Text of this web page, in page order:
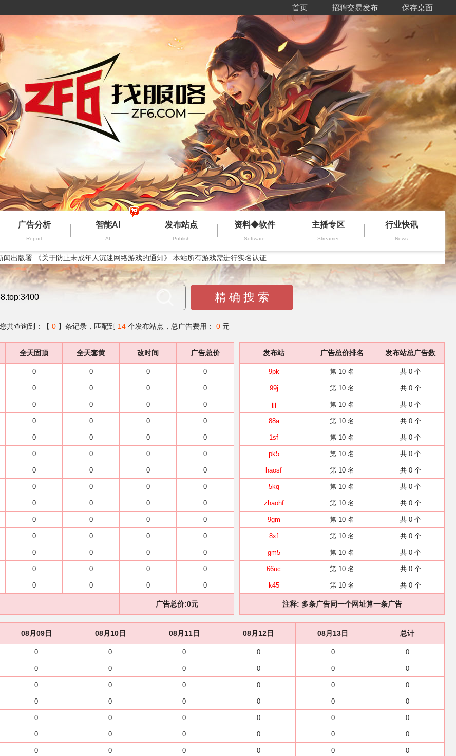
首页 招聘交易发布 保存桌面
广告分析
Report
智能AI
AI
发布站点
Publish
资料◆软件
Software
主播专区
Streamer
行业快讯
News
闻出版署 《关于防止未成年人沉迷网络游戏的通知》 本站所有游戏需进行实名认证
精 确 搜 索
共查询到：【 0 】条记录，匹配到 14 个发布站点，总广告费用： 0 元
全天固顶 全天套黄 改时间 广告总价
0 0 0 0
0 0 0 0
0 0 0 0
0 0 0 0
0 0 0 0
0 0 0 0
0 0 0 0
0 0 0 0
0 0 0 0
0 0 0 0
0 0 0 0
0 0 0 0
0 0 0 0
0 0 0 0
广告总价:0元
发布站 广告总价排名 发布站总广告数
9pk 第 10 名 共 0 个
99j 第 10 名 共 0 个
jjj 第 10 名 共 0 个
88a 第 10 名 共 0 个
1sf 第 10 名 共 0 个
pk5 第 10 名 共 0 个
haosf 第 10 名 共 0 个
5kq 第 10 名 共 0 个
zhaohf 第 10 名 共 0 个
9gm 第 10 名 共 0 个
8xf 第 10 名 共 0 个
gm5 第 10 名 共 0 个
66uc 第 10 名 共 0 个
k45 第 10 名 共 0 个
注释: 多条广告同一个网址算一条广告
08月09日 08月10日 08月11日 08月12日 08月13日 总计
0 0 0 0 0 0
0 0 0 0 0 0
0 0 0 0 0 0
0 0 0 0 0 0
0 0 0 0 0 0
0 0 0 0 0 0
0 0 0 0 0 0